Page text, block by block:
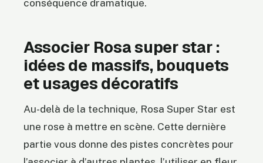
conséquence dramatique.
Associer Rosa super star :
idées de massifs, bouquets
et usages décoratifs
Au-delà de la technique, Rosa Super Star est
une rose à mettre en scène. Cette dernière
partie vous donne des pistes concrètes pour